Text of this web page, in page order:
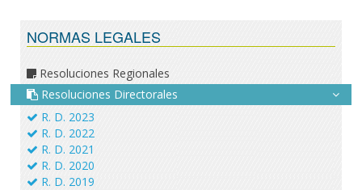
NORMAS LEGALES
Resoluciones Regionales
Resoluciones Directorales
R. D. 2023
R. D. 2022
R. D. 2021
R. D. 2020
R. D. 2019